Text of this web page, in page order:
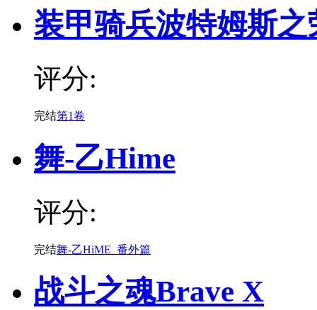
装甲骑兵波特姆斯
评分:
完结第1卷
舞-乙Hime
评分:
完结舞-乙HiME_番外篇
战斗之魂Brave X